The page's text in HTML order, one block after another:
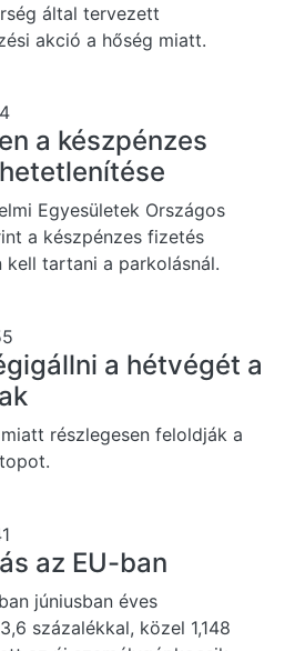
által tervezett
akció a hőség miatt.
a készpénzes
Egyesületek Országos
a készpénzes fizetés
kell tartani a parkolásnál.
a hétvégét a
részlegesen feloldják a
az EU-ban
júniusban éves
százalékkal, közel 1,148